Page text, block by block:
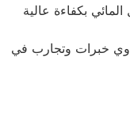
بكفاءة عالية
خبرات وتجارب في